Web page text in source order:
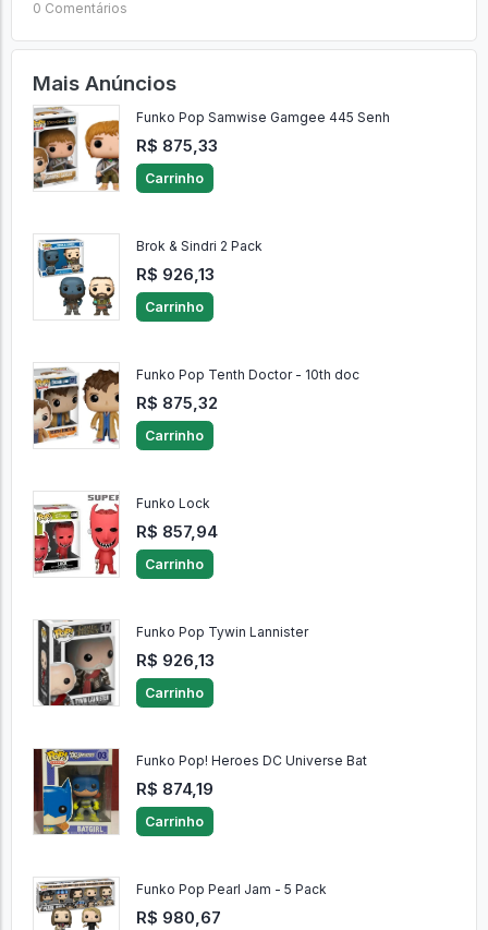
0 Comentários
Mais Anúncios
Funko Pop Samwise Gamgee 445 Senh
R$ 875,33
Carrinho
Brok & Sindri 2 Pack
R$ 926,13
Carrinho
Funko Pop Tenth Doctor - 10th doc
R$ 875,32
Carrinho
Funko Lock
R$ 857,94
Carrinho
Funko Pop Tywin Lannister
R$ 926,13
Carrinho
Funko Pop! Heroes DC Universe Bat
R$ 874,19
Carrinho
Funko Pop Pearl Jam - 5 Pack
R$ 980,67